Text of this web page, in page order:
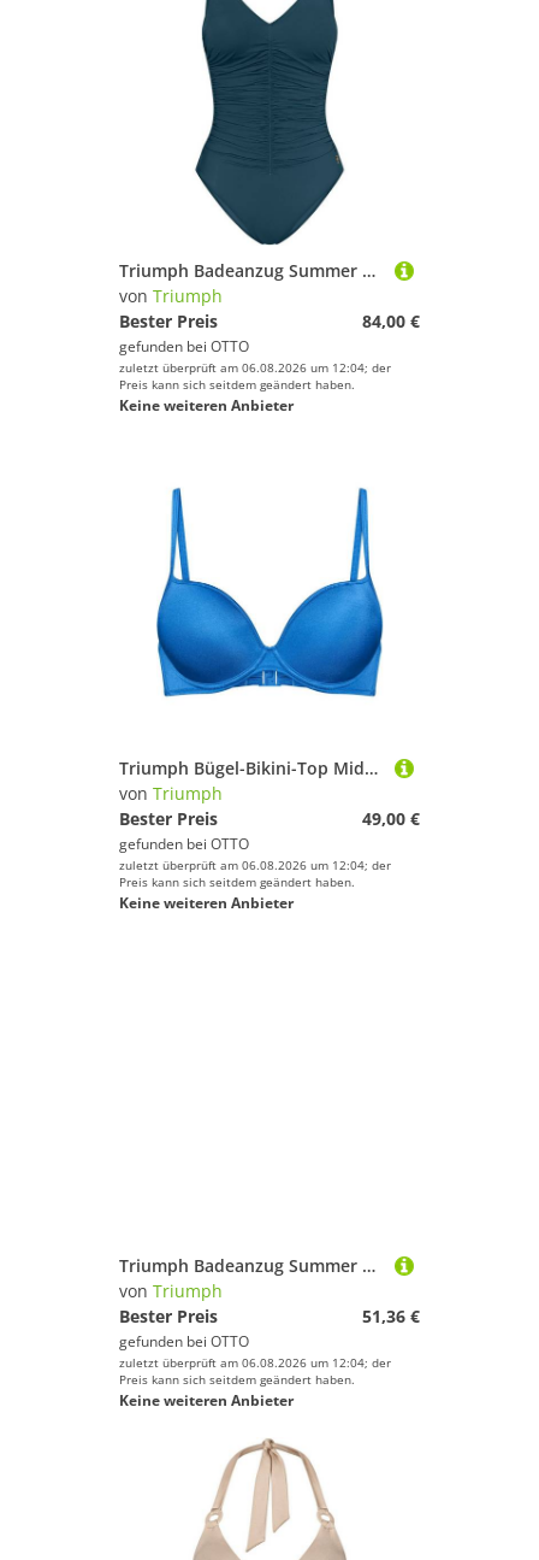
Triumph Badeanzug Summer Twist
von Triumph
Bester Preis
84,00 €
gefunden bei OTTO
zuletzt überprüft am 06.08.2026 um 12:04; der
Preis kann sich seitdem geändert haben.
Keine weiteren Anbieter
Triumph Bügel-Bikini-Top Midnight Swim
von Triumph
Bester Preis
49,00 €
gefunden bei OTTO
zuletzt überprüft am 06.08.2026 um 12:04; der
Preis kann sich seitdem geändert haben.
Keine weiteren Anbieter
Triumph Badeanzug Summer Twist softes Material, Zierring, schnelltrocknende Cups
von Triumph
Bester Preis
51,36 €
gefunden bei OTTO
zuletzt überprüft am 06.08.2026 um 12:04; der
Preis kann sich seitdem geändert haben.
Keine weiteren Anbieter